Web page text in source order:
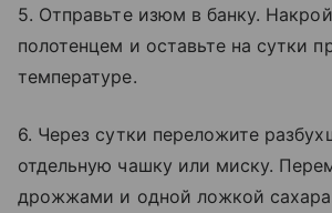
5. Отправьте изюм в банку.
полотенцем и оставьте на сутки
температуре.
6. Через сутки переложите
отдельную чашку или миску.
дрожжами и одной ложкой